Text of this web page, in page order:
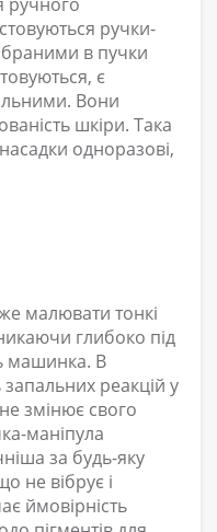
ручки-
в пучки
є
Вони
шкіри. Така
одноразові,
малювати тонкі
глибоко під
машинка. В
запальних реакцій у
змінює свого
маніпула
за будь-яку
не вібрує і
ймовірність